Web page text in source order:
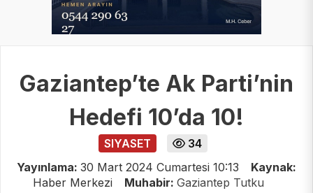
Gaziantep’te Ak Parti’nin
Hedefi 10’da 10!
SIYASET
34
Yayınlama: 30 Mart 2024 Cumartesi 10:13
Kaynak:
Haber Merkezi
Muhabir: Gaziantep Tutku